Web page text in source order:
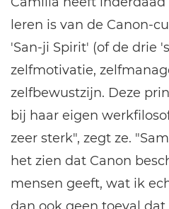
leren is van de Canon-
'San-ji Spirit' (of de drie
zelfmotivatie,
zelfbewustzijn. Deze
bij haar eigen
zeer sterk", zegt ze.
het zien dat Canon
mensen geeft, wat ik